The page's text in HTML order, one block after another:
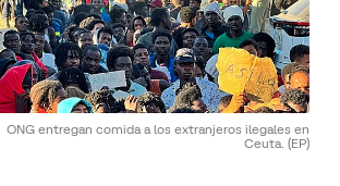
ONG entregan comida a los extranjeros ilegales en
Ceuta. (EP)